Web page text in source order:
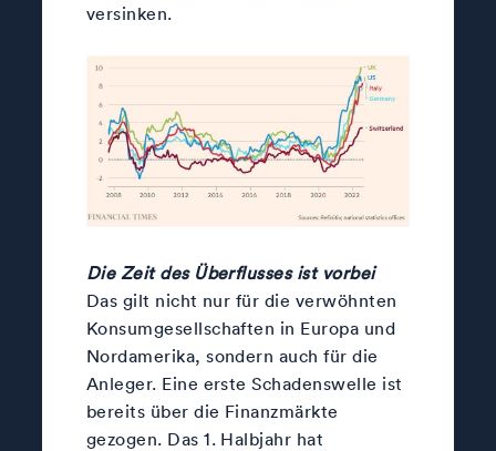
versinken.
Die Zeit des Überflusses ist vorbei
Das gilt nicht nur für die verwöhnten
Konsumgesellschaften in Europa und
Nordamerika, sondern auch für die
Anleger. Eine erste Schadenswelle ist
bereits über die Finanzmärkte
gezogen. Das 1. Halbjahr hat